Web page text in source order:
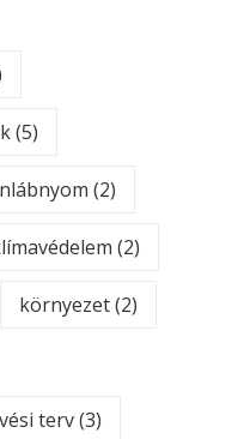
(5)
(2)
(2)
környezet(2)
terv(3)